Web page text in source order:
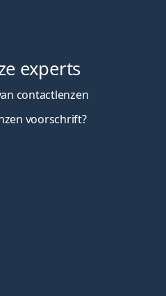
experts
contactlenzen
voorschrift?